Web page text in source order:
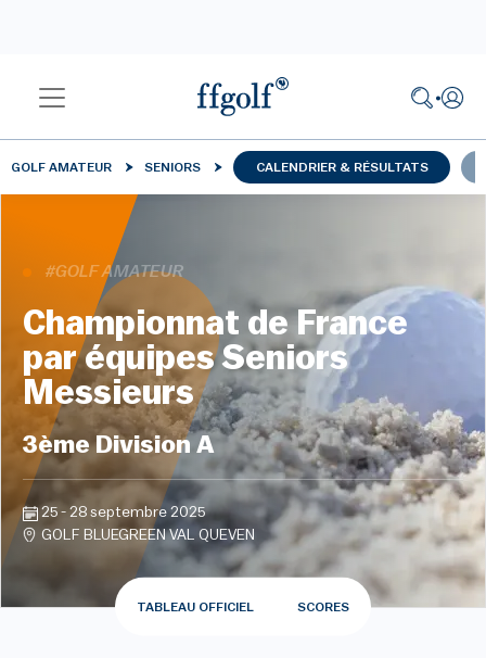
GOLF AMATEUR SENIORS CALENDRIER & RÉSULTATS
#GOLF AMATEUR
Championnat de France
par équipes Seniors
Messieurs
3ème Division A
25 - 28 septembre 2025
GOLF BLUEGREEN VAL QUEVEN
TABLEAU OFFICIEL SCORES